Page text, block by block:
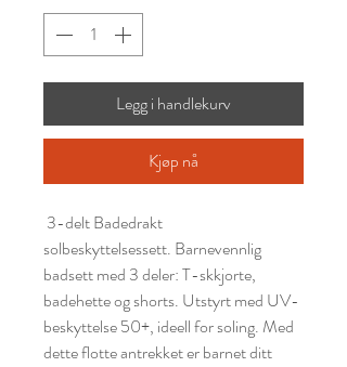
Legg i handlekurv
Kjøp nå
3-delt Badedrakt
solbeskyttelsessett. Barnevennlig
badsett med 3 deler: T-skkjorte,
badehette og shorts. Utstyrt med UV-
beskyttelse 50+, ideell for soling. Med
dette flotte antrekket er barnet ditt